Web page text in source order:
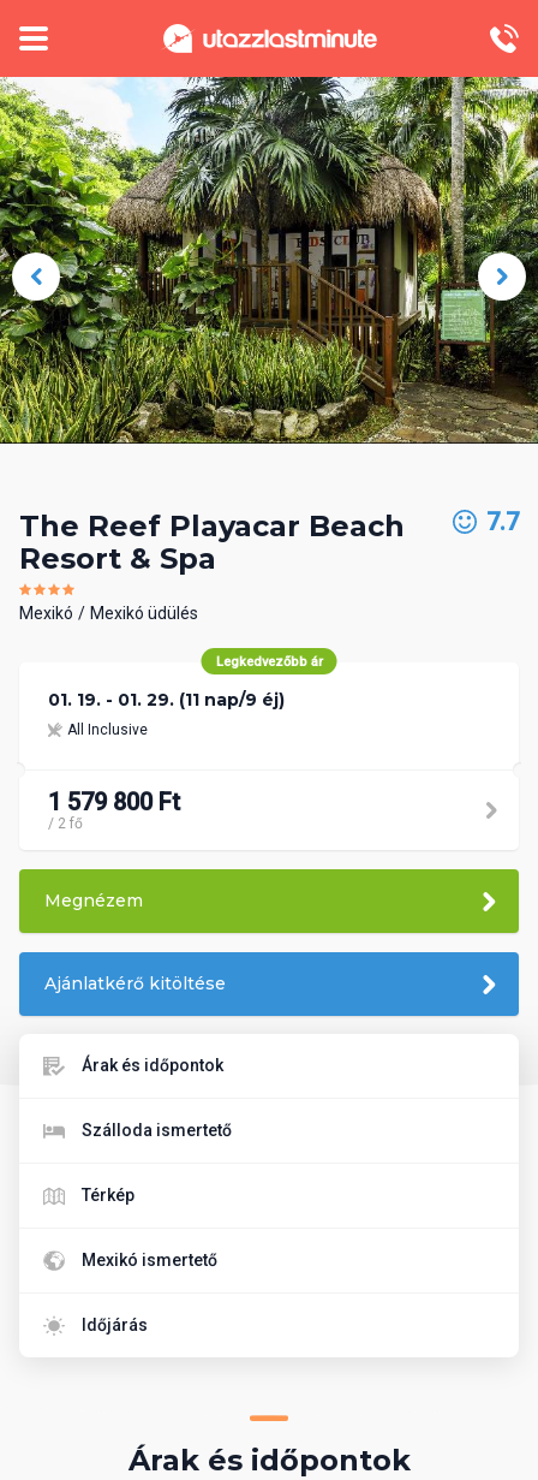
The Reef Playacar Beach
Resort & Spa
Mexikó Mexikó üdülés
7.7
Legkedvezőbb ár
01. 19. - 01. 29. (11 nap/9 éj)
All Inclusive
1 579 800 Ft
/ 2 fő
Megnézem
Ajánlatkérő kitöltése
Árak és időpontok
Szálloda ismertető
Térkép
Mexikó ismertető
Időjárás
Árak és időpontok